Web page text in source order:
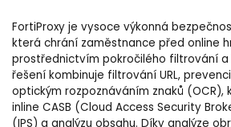
FortiProxy je vysoce výkonná
která chrání zaměstnance před online
prostřednictvím pokročilého filtrování a
řešení kombinuje filtrování URL,
optickým rozpoznáváním znaků (OCR),
inline CASB (Cloud Access Security